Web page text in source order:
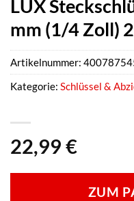
LUX
mm (1/4 Zoll)
22,99 €
ZUM
Artikelnummer:
Kategorie: Schlüssel &